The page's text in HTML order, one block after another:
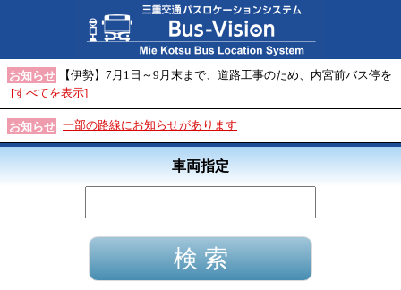
お知らせ
【伊勢】7月1日～9月末まで、道路工事のため、内宮前バス停を
[すべてを表示]
お知らせ 一部の路線にお知らせがあります
車両指定